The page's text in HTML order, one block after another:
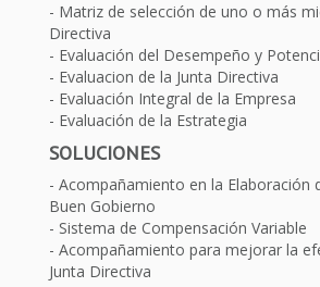
Matriz de selección de uno o más
Directiva
Evaluación del Desempeño y
Evaluacion de la Junta Directiva
Evaluación Integral de la Empresa
Evaluación de la Estrategia
SOLUCIONES
Acompañamiento en la Elaboración
Buen Gobierno
Sistema de Compensación Variable
Acompañamiento para mejorar la
Junta Directiva